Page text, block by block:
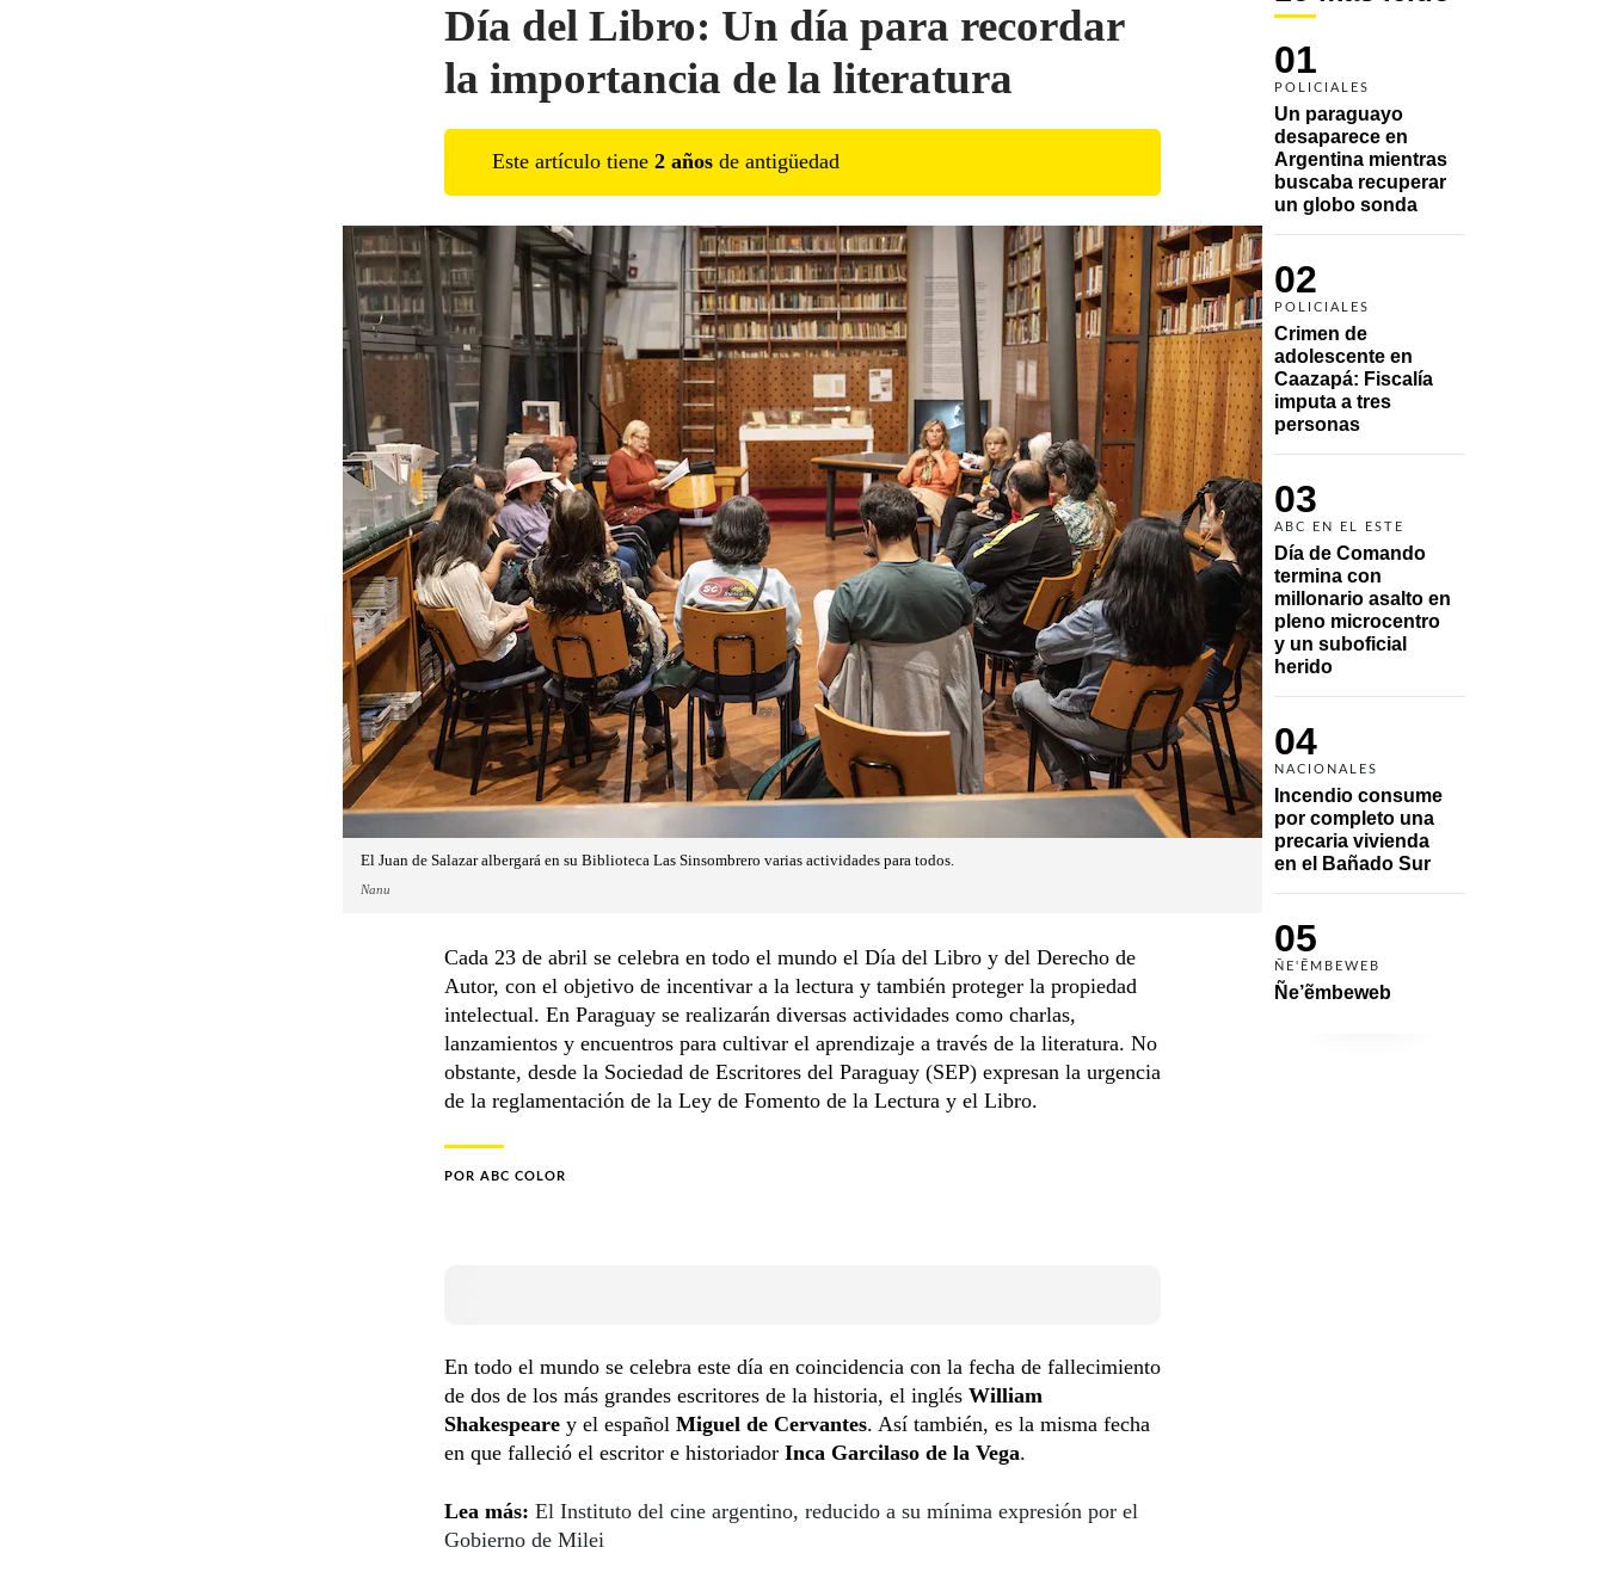
01
POLICIALES
Un paraguayo
desaparece en
Argentina mientras
buscaba recuperar
un globo sonda
02
POLICIALES
Crimen de
adolescente en
Caazapá: Fiscalía
imputa a tres
personas
03
ABC EN EL ESTE
Día de Comando
termina con
millonario asalto en
pleno microcentro
y un suboficial
herido
04
NACIONALES
Incendio consume
por completo una
precaria vivienda
en el Bañado Sur
05
ÑE'ẼMBEWEB
Ñe’ẽmbeweb
Día del Libro: Un día para recordar
la importancia de la literatura
Este artículo tiene 2 años de antigüedad
El Juan de Salazar albergará en su Biblioteca Las Sinsombrero varias actividades para todos.
Nanu
Cada 23 de abril se celebra en todo el mundo el Día del Libro y del Derecho de
Autor, con el objetivo de incentivar a la lectura y también proteger la propiedad
intelectual. En Paraguay se realizarán diversas actividades como charlas,
lanzamientos y encuentros para cultivar el aprendizaje a través de la literatura. No
obstante, desde la Sociedad de Escritores del Paraguay (SEP) expresan la urgencia
de la reglamentación de la Ley de Fomento de la Lectura y el Libro.
POR ABC COLOR
En todo el mundo se celebra este día en coincidencia con la fecha de fallecimiento
de dos de los más grandes escritores de la historia, el inglés William
Shakespeare y el español Miguel de Cervantes. Así también, es la misma fecha
en que falleció el escritor e historiador Inca Garcilaso de la Vega.
Lea más: El Instituto del cine argentino, reducido a su mínima expresión por el
Gobierno de Milei